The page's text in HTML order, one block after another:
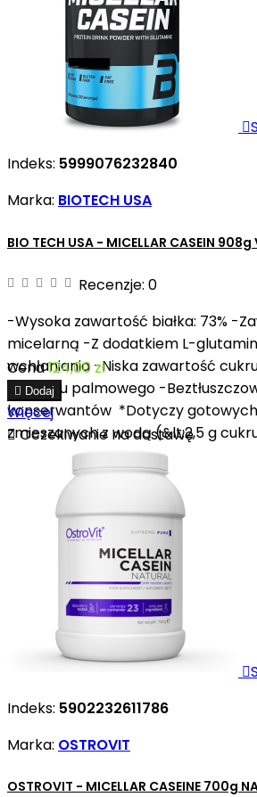

Indeks: 5999076232840
Marka: BIOTECH USA
BIO TECH USA - MICELLAR CASEIN 908g
Recenzje: 0
-Wysoka zawartość białka: 73% -
micelarną -Z dodatkiem L-
wchłaniania -Niska zawartość
Bez oleju palmowego -
konserwantów *Dotyczy
zmieszanych z wodą (&lt;2,5 g
Cena124,00 zł
 Dodaj
Więcej
Oczekiwanie na dostawę

Indeks: 5902232611786
Marka: OSTROVIT
OSTROVIT - MICELLAR CASEINE 700g